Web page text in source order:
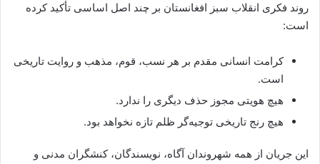
روند فکری انقلاب سبز افغانستان بر چند اصل اساسی تأکید کرده
است:
کرامت انسانی مقدم بر هر نسب، قوم، مذهب و روایت تاریخی
است.
هیچ هویتی مجوز حذف دیگری را ندارد.
هیچ رنج تاریخی توجیه‌گر ظلم تازه نخواهد بود.
این جریان از همه شهروندان آگاه، نویسندگان، کنشگران مدنی و